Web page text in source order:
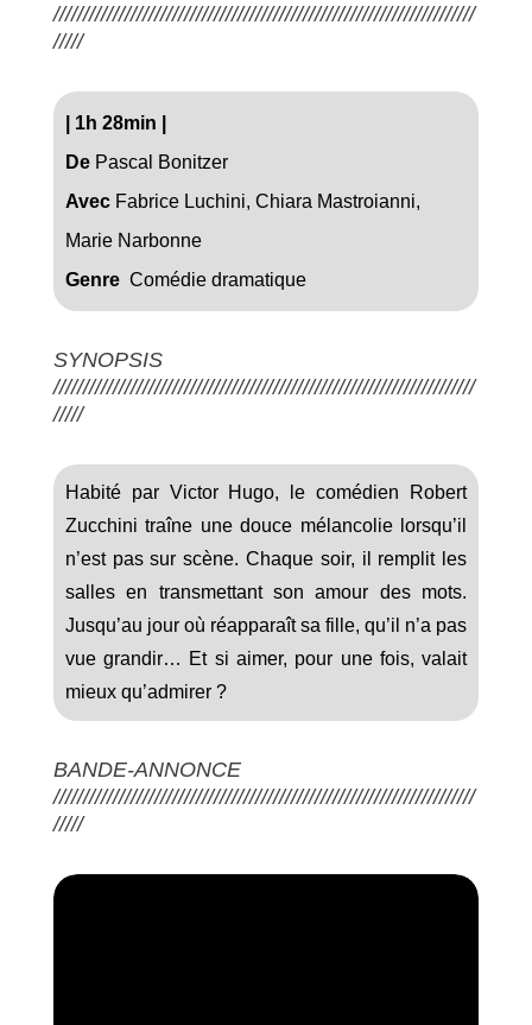
///////////////////////////////////////////////////////////////////////
/////
1h 28min
DePascal Bonitzer
AvecFabrice Luchini, Chiara Mastroianni,
Marie Narbonne
GenreComédie dramatique
SYNOPSIS
///////////////////////////////////////////////////////////////////////
/////
Habité par Victor Hugo, le comédien Robert
Zucchini traîne une douce mélancolie lorsqu’il
n’est pas sur scène. Chaque soir, il remplit les
salles en transmettant son amour des mots.
Jusqu’au jour où réapparaît sa fille, qu’il n’a pas
vue grandir… Et si aimer, pour une fois, valait
mieux qu’admirer ?
BANDE-ANNONCE
///////////////////////////////////////////////////////////////////////
/////